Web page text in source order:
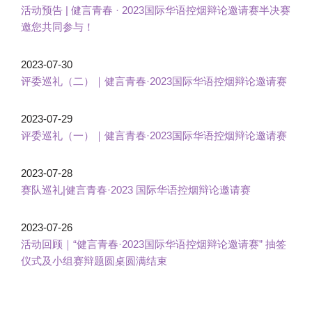
活动预告 | 健言青春 · 2023国际华语控烟辩论邀请赛半决赛
邀您共同参与！
2023-07-30
评委巡礼（二）｜健言青春·2023国际华语控烟辩论邀请赛
2023-07-29
评委巡礼（一）｜健言青春·2023国际华语控烟辩论邀请赛
2023-07-28
赛队巡礼|健⾔⻘春·2023 国际华语控烟辩论邀请赛
2023-07-26
活动回顾｜“健言青春·2023国际华语控烟辩论邀请赛” 抽签
仪式及小组赛辩题圆桌圆满结束